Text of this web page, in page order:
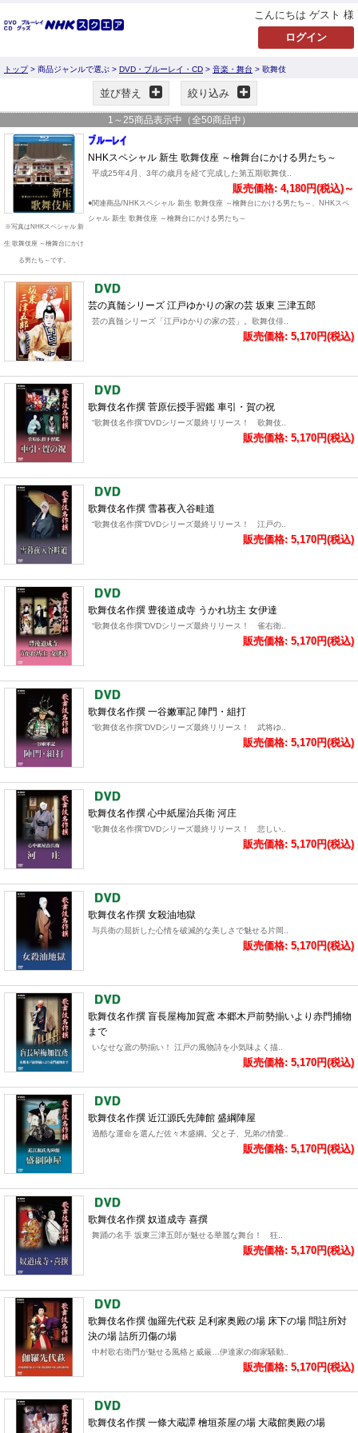
こんにちは ゲスト 様
トップ> 商品ジャンルで選ぶ > DVD・ブルーレイ・CD > 音楽・舞台 > 歌舞伎
並び替え 絞り込み
1 ～ 25商品表示中（全50商品中）
※写真はNHKスペシャル 新
生 歌舞伎座 ～檜舞台にかけ
る男たち～です。
NHKスペシャル 新生 歌舞伎座 ～檜舞台にかける男たち～
平成25年4月、3年の歳月を経て完成した第五期歌舞伎..
販売価格: 4,180円(税込)～
●関連商品/NHKスペシャル 新生 歌舞伎座 ～檜舞台にかける男たち～、NHKスペ
シャル 新生 歌舞伎座 ～檜舞台にかける男たち～
芸の真髄シリーズ 江戸ゆかりの家の芸 坂東 三津五郎
芸の真髄シリーズ「江戸ゆかりの家の芸」。歌舞伎俳..
販売価格: 5,170円(税込)
歌舞伎名作撰 菅原伝授手習鑑 車引・賀の祝
“歌舞伎名作撰”DVDシリーズ最終リリース！ 歌舞伎..
販売価格: 5,170円(税込)
歌舞伎名作撰 雪暮夜入谷畦道
“歌舞伎名作撰”DVDシリーズ最終リリース！ 江戸の..
販売価格: 5,170円(税込)
歌舞伎名作撰 豊後道成寺 うかれ坊主 女伊達
“歌舞伎名作撰”DVDシリーズ最終リリース！ 雀右衛..
販売価格: 5,170円(税込)
歌舞伎名作撰 一谷嫩軍記 陣門・組打
“歌舞伎名作撰”DVDシリーズ最終リリース！ 武将ゆ..
販売価格: 5,170円(税込)
歌舞伎名作撰 心中紙屋治兵衛 河庄
“歌舞伎名作撰”DVDシリーズ最終リリース！ 悲しい..
販売価格: 5,170円(税込)
歌舞伎名作撰 女殺油地獄
与兵衛の屈折した心情を破滅的な美しさで魅せる片岡..
販売価格: 5,170円(税込)
歌舞伎名作撰 盲長屋梅加賀鳶 本郷木戸前勢揃いより赤門捕物
まで
いなせな鳶の勢揃い！ 江戸の風物詩を小気味よく描..
販売価格: 5,170円(税込)
歌舞伎名作撰 近江源氏先陣館 盛綱陣屋
過酷な運命を選んだ佐々木盛綱。父と子、兄弟の情愛..
販売価格: 5,170円(税込)
歌舞伎名作撰 奴道成寺 喜撰
舞踊の名手 坂東三津五郎が魅せる華麗な舞台！ 狂..
販売価格: 5,170円(税込)
歌舞伎名作撰 伽羅先代萩 足利家奥殿の場 床下の場 問註所対
決の場 詰所刃傷の場
中村歌右衛門が魅せる風格と威厳…伊達家の御家騒動..
販売価格: 5,170円(税込)
歌舞伎名作撰 一條大蔵譚 檜垣茶屋の場 大蔵館奥殿の場